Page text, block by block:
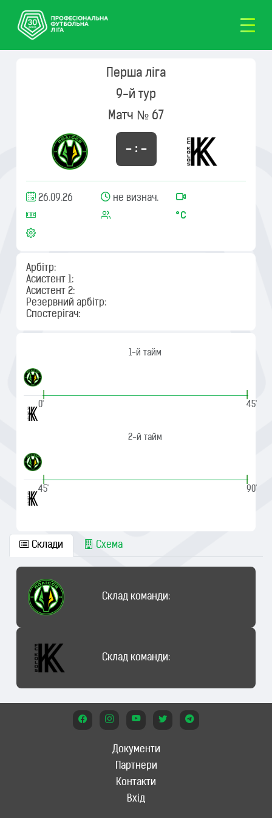
Перша ліга
9-й тур
Матч № 67
– : –
26.09.26 не визнач.
Арбітр:
Асистент 1:
Асистент 2:
Резервний арбітр:
Спостерігач:
1-й тайм
|
0'
|
45'
2-й тайм
|
45'
|
90'
Склади Схема
Склад команди:
Склад команди:
Документи
Партнери
Контакти
Вхід